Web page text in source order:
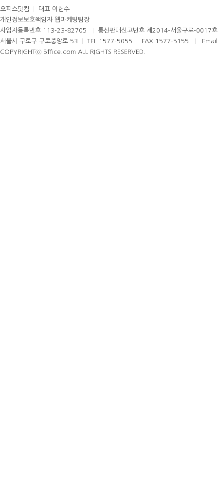
오피스닷컴
대표 이헌수
개인정보보호책임자 웹마케팅팀장
사업자등록번호 113-23-82705
통신판매신고번호 제2014-서울구로-0017
서울시 구로구 구로중앙로 53
TEL 1577-5055 FAX 1577-5155
COPYRIGHTⓒ 5ffice.com ALL RIGHTS RESERVED.